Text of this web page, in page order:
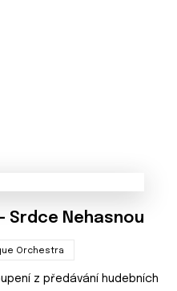
Srdce Nehasnou
Orchestra
z předávání hudebních